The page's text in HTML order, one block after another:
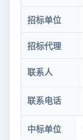
招标单位
招标代理
联系人
联系电话
中标单位